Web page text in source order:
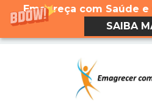
Emagreça com Saúde
SAIBA